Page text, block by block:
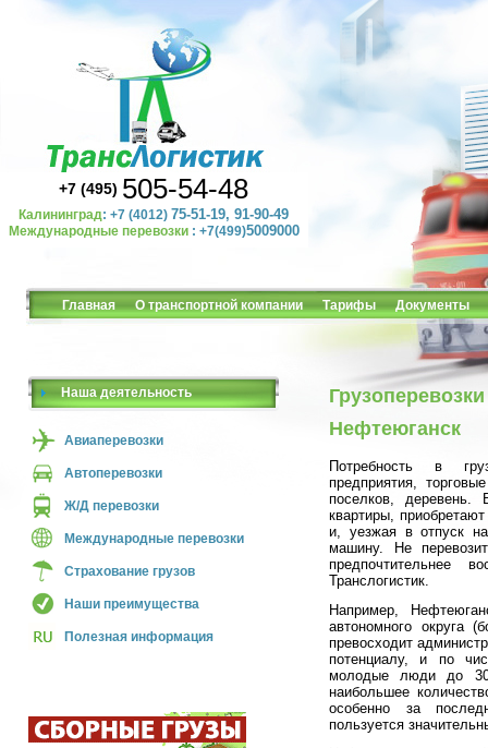
+7 (495) 505-54-48
Калининград: +7 (4012)75-51-19, 91-90-49
Международные перевозки : +7(499)5009000
Главная О транспортной компании Тарифы Документы
Наша деятельность
Авиаперевозки
Автоперевозки
Ж/Д перевозки
Международные перевозки
Страхование грузов
Наши преимущества
Полезная информация
Нефтеюганск
Потребность в
предприятия,
поселков,
квартиры,
и, уезжая в отпуск
машину. Не
предпочтительнее
Транслогистик.
Например,
автономного округа
превосходит
потенциалу, и по
молодые люди до 30
наибольшее
особенно за
пользуется